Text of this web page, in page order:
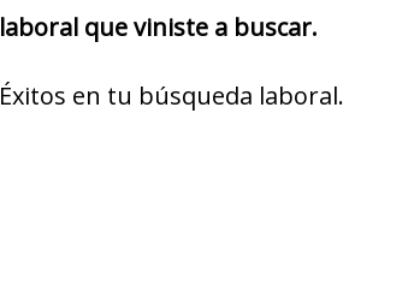
laboral que viniste a buscar.
Éxitos en tu búsqueda laboral.